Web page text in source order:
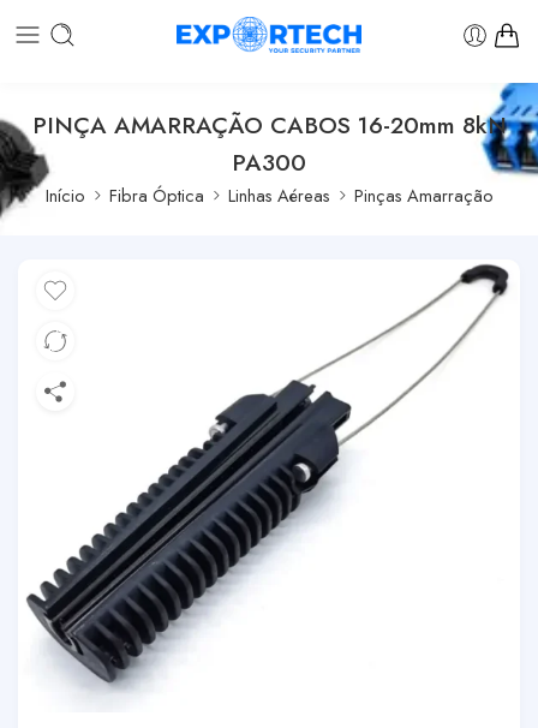
PINÇA AMARRAÇÃO CABOS 16-20mm 8kN
PA300
Início Fibra Óptica Linhas Aéreas Pinças Amarração